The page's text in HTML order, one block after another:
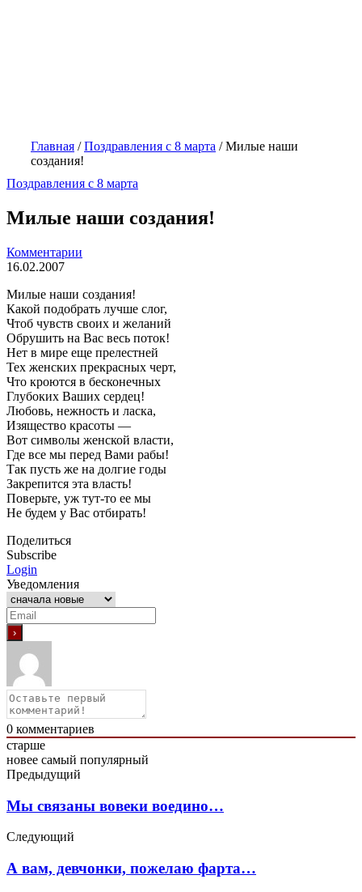
Главная /Поздравления с 8 марта /Милые наши
создания!
Поздравления с 8 марта
Милые наши создания!
Комментарии
16.02.2007
Милые наши создания!
Какой подобрать лучше слог,
Чтоб чувств своих и желаний
Обрушить на Вас весь поток!
Нет в мире еще прелестней
Тех женских прекрасных черт,
Что кроются в бесконечных
Глубоких Ваших сердец!
Любовь, нежность и ласка,
Изящество красоты —
Вот символы женской власти,
Где все мы перед Вами рабы!
Так пусть же на долгие годы
Закрепится эта власть!
Поверьте, уж тут-то ее мы
Не будем у Вас отбирать!
Поделиться
Subscribe
Login
Уведомления
0 комментариев
старше
новее самый популярный
Предыдущий
Мы связаны вовеки воедино…
Следующий
А вам, девчонки, пожелаю фарта…